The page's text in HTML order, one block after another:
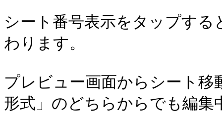
シート番号表示をタップす
わります。
プレビュー画面からシート
形式」のどちらからでも編